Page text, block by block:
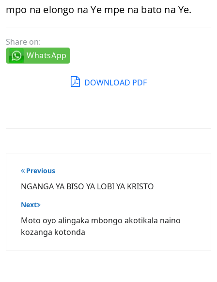
mpo na elongo na Ye mpe na bato na Ye.
Share on:
WhatsApp
DOWNLOAD PDF
Post
navigation
Previous
NGANGA YA BISO YA LOBI YA KRISTO
Next
Moto oyo alingaka mbongo akotikala naino
kozanga kotonda